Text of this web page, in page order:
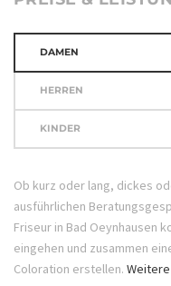
DAMEN
HERREN
KINDER
Ob kurz oder lang, dickes
ausführlichen
Friseur in Bad Oeynhausen
eingehen und zusammen
Coloration erstellen.